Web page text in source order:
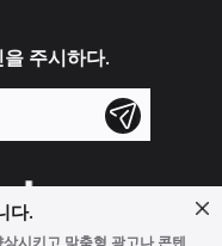
주시하다.
다.
시키고 맞춤형 광고나 콘텐